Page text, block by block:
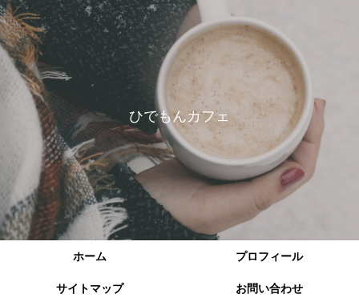
ひでもんカフェ
ホーム プロフィール
サイトマップ お問い合わせ